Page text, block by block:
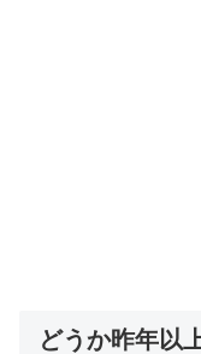
どうか昨年以